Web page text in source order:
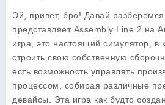
Эй, привет, бро! Давай
представляет Assembly Line 2 на
игра, это настоящий симулятор, в
строить свою собственную
есть возможность управлять
процессом, собирая различные
девайсы. Эта игра как будто